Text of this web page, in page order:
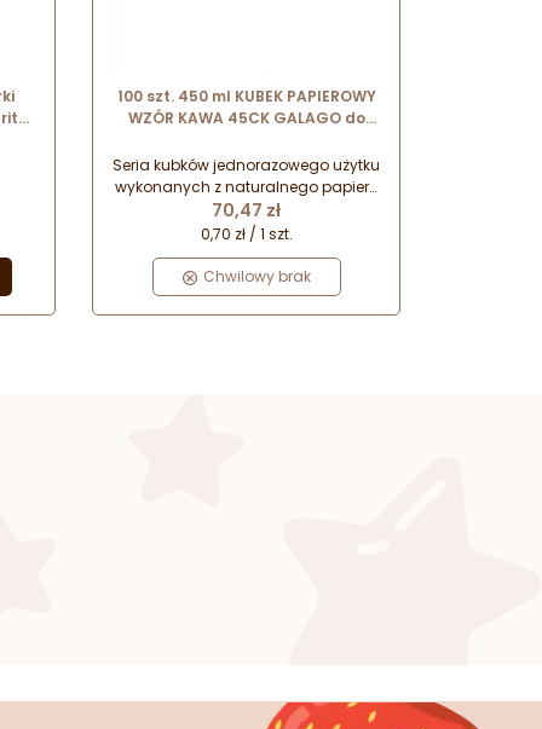
100 szt. 450 ml KUBEK PAPIEROWY
WZÓR KAWA 45CK GALAGO do
Seria kubków jednorazowego użytku
wykonanych z naturalnego papieru
celulozowego - który w pełni nadaje
się do recyklingu. Przeznaczone są
do serwowania różnego rodzaju
gorących napojów (kawy, herbaty,
gorącej czekolady itp.).
Cena
70,47 zł
0,70 zł / 1 szt.
Chwilowy brak